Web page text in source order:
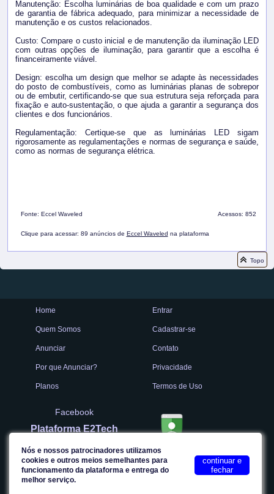
Nós e nossos patrocinadores utilizamos
cookies e outros meios semelhantes para
funcionamento da plataforma e entrega do
melhor serviço.
continuar e
fechar
Manutenção: Escolha luminárias de boa qualidade e com um prazo
de garantia de fábrica adequado, para minimizar a necessidade de
manutenção e os custos relacionados.
Custo: Compare o custo inicial e de manutenção da iluminação LED
com outras opções de iluminação, para garantir que a escolha é
financeiramente viável.
Design: escolha um design que melhor se adapte às necessidades
do posto de combustíveis, como as luminárias planas de sobrepor
ou de embutir, certificando-se que sua estrutura seja reforçada para
fixação e auto-sustentação, o que ajuda a garantir a segurança dos
clientes e dos funcionários.
Regulamentação: Certique-se que as luminárias LED sigam
rigorosamente as regulamentações e normas de segurança e saúde,
como as normas de segurança elétrica.
Fonte: Eccel Waveled
Clique para acessar: 89 anúncios de Eccel Waveled na plataforma
Acessos: 852
Topo
Home
Quem Somos
Anunciar
Por que Anunciar?
Planos
Facebook
Plataforma E2Tech
Entrar
Cadastrar-se
Contato
Privacidade
Termos de Uso
Site seguro